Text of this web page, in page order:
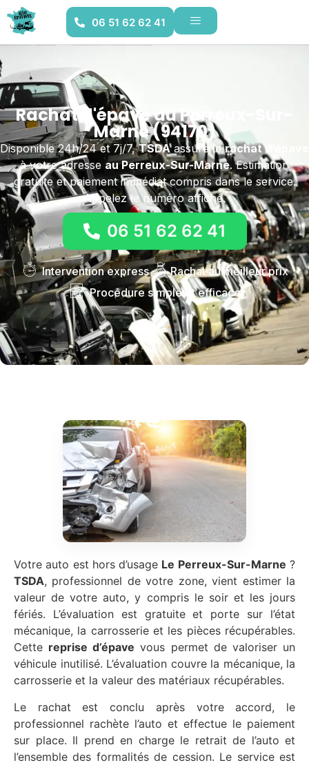
06 51 62 62 41
Rachat d'épave au Perreux-Sur-
Marne (94170)
Disponible 24h/24 et 7j/7,TSDAassure lerachat d’épave
à votre adresse au Perreux-Sur-Marne. Estimation
gratuite et paiement immédiat compris dans le service.
Appelez le numéro affiché.
06 51 62 62 41
Intervention express
Rachat au meilleur prix
Procédure simple et efficace
Votre auto est hors d’usage Le Perreux-Sur-Marne ?
TSDA, professionnel de votre zone, vient estimer la
valeur de votre auto, y compris le soir et les jours
fériés. L’évaluation est gratuite et porte sur l’état
mécanique, la carrosserie et les pièces récupérables.
Cette reprise d’épave vous permet de valoriser un
véhicule inutilisé. L’évaluation couvre la mécanique, la
carrosserie et la valeur des matériaux récupérables.
Le rachat est conclu après votre accord, le
professionnel rachète l’auto et effectue le paiement
sur place. Il prend en charge le retrait de l’auto et
l’ensemble des formalités de cession. Le service est